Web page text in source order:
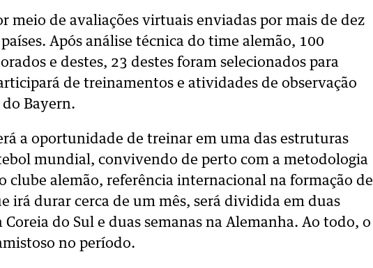
meio de avaliações virtuais enviadas por mais de dez
Após análise técnica do time alemão, 100
e destes, 23 destes foram selecionados para
de treinamentos e atividades de observação
Bayern.
a oportunidade de treinar em uma das estruturas
mundial, convivendo de perto com a metodologia
clube alemão, referência internacional na formação de
irá durar cerca de um mês, será dividida em duas
Coreia do Sul e duas semanas na Alemanha. Ao todo, o
no período.